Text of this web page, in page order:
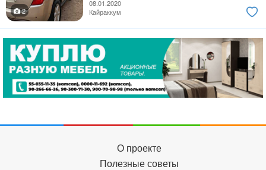
08.01.2020
2
Кайраккум
О проекте
Полезные советы